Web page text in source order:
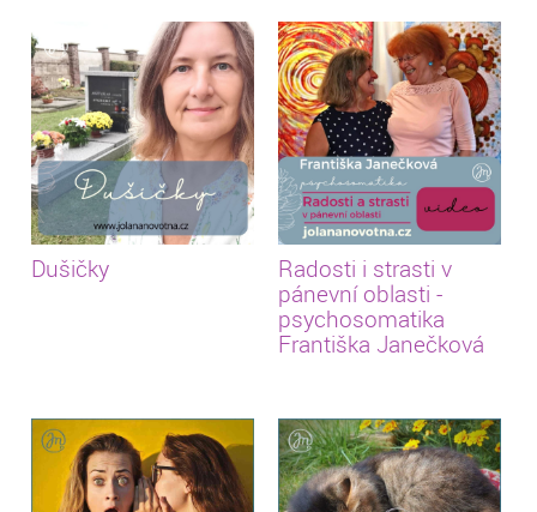
Dušičky
Radosti i strasti v
pánevní oblasti -
psychosomatika
Františka Janečková